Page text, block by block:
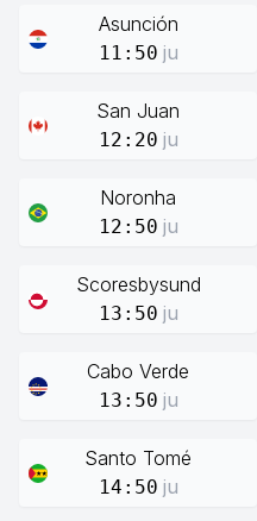
Asunción
11:50 ju
San Juan
12:20 ju
Noronha
12:50 ju
Scoresbysund
13:50 ju
Cabo Verde
13:50 ju
Santo Tomé
14:50 ju